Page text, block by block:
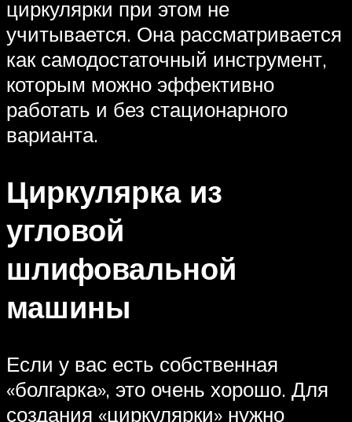
циркулярки при этом не
учитывается. Она рассматривается
как самодостаточный инструмент,
которым можно эффективно
работать и без стационарного
варианта.
Циркулярка из
угловой
шлифовальной
машины
Если у вас есть собственная
«болгарка», это очень хорошо. Для
создания «циркулярки» нужно